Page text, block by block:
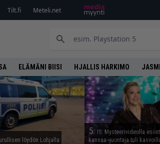
Tilt.fi Meteli.net
ELÄMÄNI BIISI HJALLIS HARKIMO
löydön Lohjalla
5.
IS: Mysteerivideolla
kanssa -juontaja tuli